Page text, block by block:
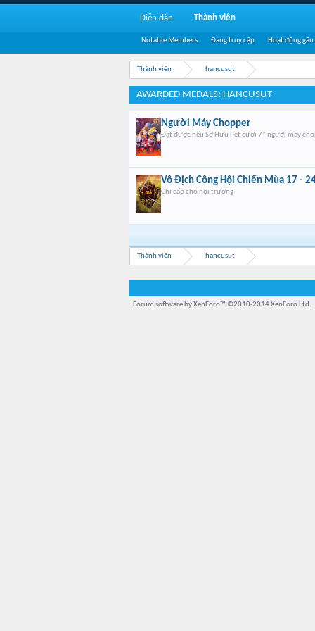
Thành viên hancusut
AWARDED MEDALS: HANCUSUT
Người Máy Chopper
Đạt được nếu Sở Hữu Pet cưỡi 7* người máy
Vô Địch Công Hội Chiến Mùa 17 -
Chỉ cấp cho hội trưởng
Thành viên hancusut
Diễn đàn Thành viên
Notable Members Đang truy cập Hoạt động gần
Forum software by XenForo™ ©2010-2014 XenForo Ltd.